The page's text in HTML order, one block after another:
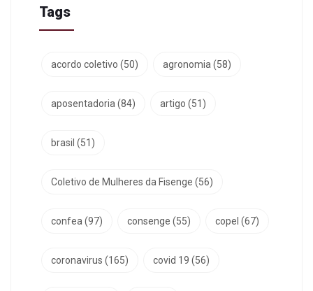
Tags
acordo coletivo (50) agronomia(58)
aposentadoria(84) artigo (51)
brasil (51)
Coletivo de Mulheres da Fisenge (56)
confea(97) consenge (55) copel (67)
coronavirus (165) covid 19 (56)